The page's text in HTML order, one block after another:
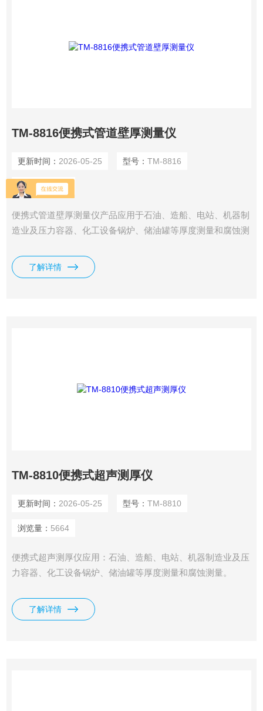
TM-8816便携式管道壁厚测量仪
更新时间： 2026-05-25 型号： TM-8816
浏览量：4624
便携式管道壁厚测量仪产品应用于石油、造船、电站、机器制
造业及压力容器、化工设备锅炉、储油罐等厚度测量和腐蚀测
石英玻璃，聚乙烯，聚氯乙烯，灰铸铁，球墨铸铁，陶瓷，塑
料及其他任何超声波的良导体厚度。
了解详情
TM-8810便携式超声测厚仪
更新时间： 2026-05-25 型号： TM-8810
浏览量： 5664
便携式超声测厚仪应用：石油、造船、电站、机器制造业及压
力容器、化工设备锅炉、储油罐等厚度测量和腐蚀测量。
了解详情